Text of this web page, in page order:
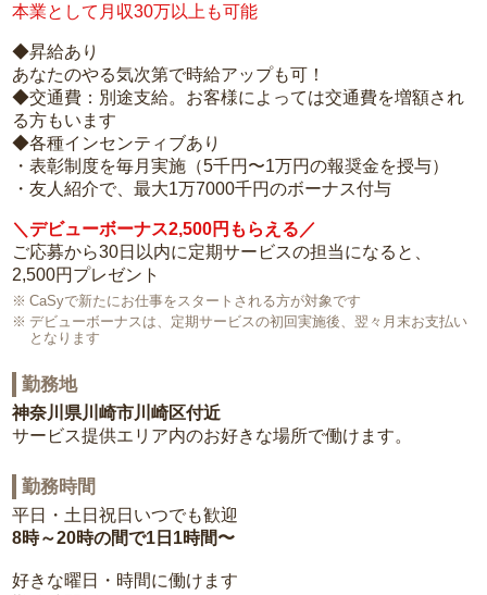
本業として月収30万以上も可能
◆昇給あり
あなたのやる気次第で時給アップも可！
◆交通費：別途支給。お客様によっては交通費を増額され
る方もいます
◆各種インセンティブあり
・表彰制度を毎月実施（5千円〜1万円の報奨金を授与）
・友人紹介で、最大1万7000千円のボーナス付与
＼デビューボーナス2,500円もらえる／
ご応募から30日以内に定期サービスの担当になると、
2,500円プレゼント
CaSyで新たにお仕事をスタートされる方が対象です
デビューボーナスは、定期サービスの初回実施後、翌々月末お支払い
となります
勤務地
神奈川県川崎市川崎区付近
サービス提供エリア内のお好きな場所で働けます。
勤務時間
平日・土日祝日いつでも歓迎
8時～20時の間で1日1時間〜
好きな曜日・時間に働けます